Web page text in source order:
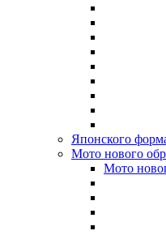
Японского
Мото нового
Мото